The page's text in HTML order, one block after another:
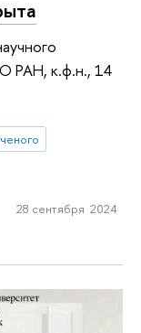
РАН, к.ф.н., 14
28 сентября 2024